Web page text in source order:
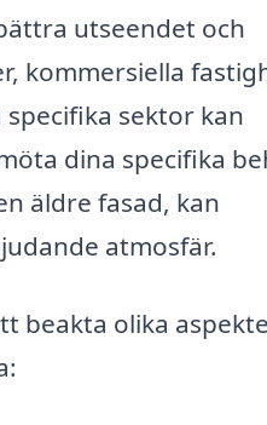
utseendet och
kommersiella
sektor kan
dina specifika
äldre fasad, kan
atmosfär.
beakta olika